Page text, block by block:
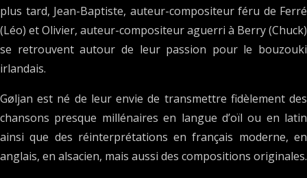
plus tard, Jean-Baptiste, auteur-compositeur féru de Ferré
(Léo) et Olivier, auteur-compositeur aguerri à Berry (Chuck)
se retrouvent autour de leur passion pour le bouzouki
irlandais.
Gøljan est né de leur envie de transmettre fidèlement des
chansons presque millénaires en langue d’oïl ou en latin
ainsi que des réinterprétations en français moderne, en
anglais, en alsacien, mais aussi des compositions originales.